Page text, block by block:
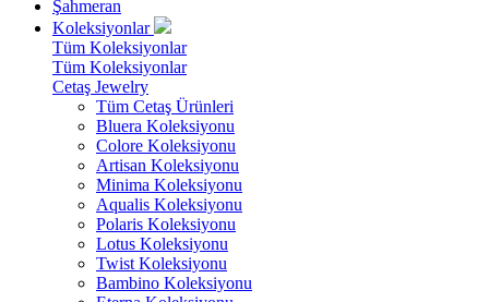
Şahmeran
Koleksiyonlar
Tüm Koleksiyonlar
Tüm Koleksiyonlar
Cetaş Jewelry
Tüm Cetaş Ürünleri
Bluera Koleksiyonu
Colore Koleksiyonu
Artisan Koleksiyonu
Minima Koleksiyonu
Aqualis Koleksiyonu
Polaris Koleksiyonu
Lotus Koleksiyonu
Twist Koleksiyonu
Bambino Koleksiyonu